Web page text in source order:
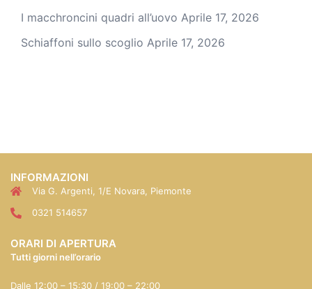
I macchroncini quadri all’uovo Aprile 17, 2026
Schiaffoni sullo scoglio Aprile 17, 2026
INFORMAZIONI
Via G. Argenti, 1/E Novara, Piemonte
0321 514657
ORARI DI APERTURA
Tutti giorni nell’orario
Dalle 12:00 – 15:30 / 19:00 – 22:00